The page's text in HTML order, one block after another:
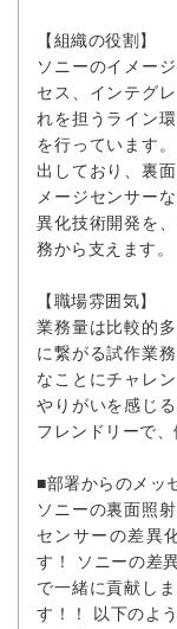
【組織の役割】
ソニーのイメー
セス、インテグ
れを担うライン
を行っています
出しており、裏
メージセンサー
異化技術開発を
務から支えます。
【職場雰囲気】
業務量は比較的
に繋がる試作業
なことにチャレ
やりがいを感じ
フレンドリーで、
■部署からのメッ
ソニーの裏面照
センサーの差異
す！ ソニーの差
で一緒に貢献し
す！！ 以下のよ